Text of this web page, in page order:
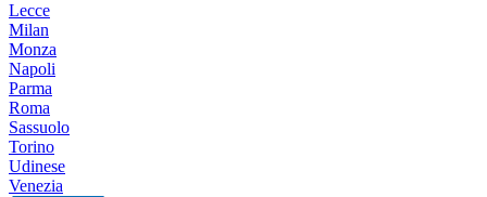
Lecce
Milan
Monza
Napoli
Parma
Roma
Sassuolo
Torino
Udinese
Venezia